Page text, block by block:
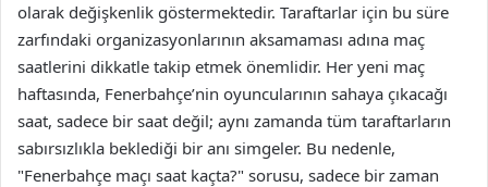
olarak değişkenlik göstermektedir. Taraftarlar için bu süre
zarfındaki organizasyonlarının aksamaması adına maç
saatlerini dikkatle takip etmek önemlidir. Her yeni maç
haftasında, Fenerbahçe’nin oyuncularının sahaya çıkacağı
saat, sadece bir saat değil; aynı zamanda tüm taraftarların
sabırsızlıkla beklediği bir anı simgeler. Bu nedenle,
"Fenerbahçe maçı saat kaçta?" sorusu, sadece bir zaman